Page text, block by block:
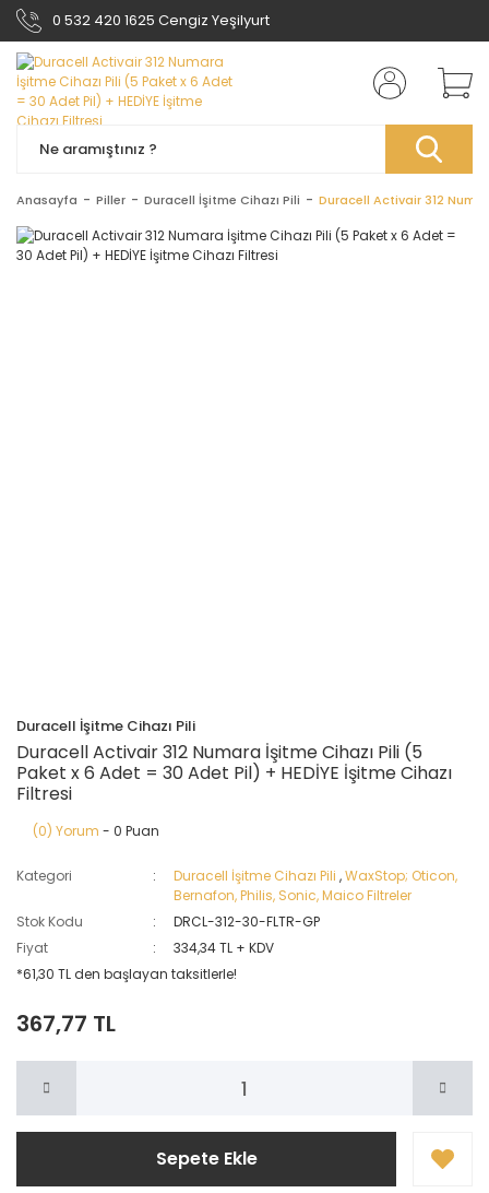
0 532 420 1625 Cengiz Yeşilyurt
Anasayfa Piller Duracell İşitme Cihazı Pili Duracell Activair 312
Duracell İşitme Cihazı Pili
Duracell Activair 312 Numara İşitme Cihazı Pili (5
Paket x 6 Adet = 30 Adet Pil) + HEDİYE İşitme Cihazı
Filtresi
(0) Yorum - 0 Puan
Kategori Duracell İşitme Cihazı Pili ,WaxStop; Oticon,
Bernafon, Philis, Sonic, Maico Filtreler
Stok Kodu
DRCL-312-30-FLTR-GP
Fiyat
334,34 TL + KDV
*61,30 TL den başlayan taksitlerle!
367,77 TL
Sepete Ekle